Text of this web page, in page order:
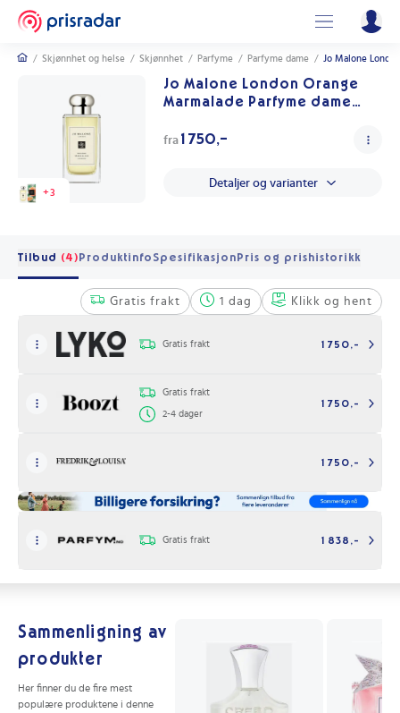
/ Skjønnhet og helse / Skjønnhet / Parfyme / Parfyme dame / Jo Malone
+3
Jo Malone London Orange
Marmalade Parfyme dame
fra 1 750,-
Detaljer og varianter
Tilbud (4)Produktinfo SpesifikasjonPris og prishistorikk
Gratis frakt 1 dag Klikk og hent
Gratis frakt 1 750,-
Gratis frakt
2-4 dager
1 750,-
1 750,-
Gratis frakt 1 838,-
Sammenligning av
produkter
Her finner du de fire mest
populære produktene i denne